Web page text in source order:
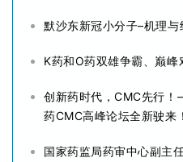
默沙东新冠小分子–机理与
K药和O药双雄争霸、巅峰
创新药时代，CMC先行
药CMC高峰论坛全新驶来！
国家药监局药审中心副主